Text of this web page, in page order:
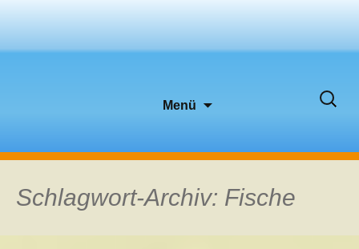
Menü
Suchen
Schlagwort-Archiv: Fische